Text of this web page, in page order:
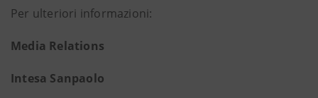
Per ulteriori informazioni:
Media Relations
Intesa Sanpaolo